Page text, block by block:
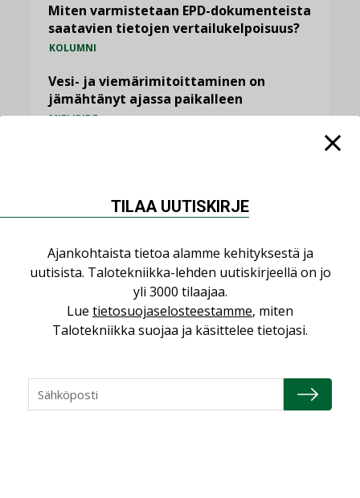
Miten varmistetaan EPD-dokumenteista
saatavien tietojen vertailukelpoisuus?
KOLUMNI
Vesi- ja viemärimitoittaminen on
jämähtänyt ajassa paikalleen
MIELIPIDE
NIMITYKSET
Consti
NIMITYKSET
TILAA UUTISKIRJE
Ajankohtaista tietoa alamme kehityksestä ja
uutisista. Talotekniikka-lehden uutiskirjeellä on jo
yli 3000 tilaajaa.
Lue tietosuojaselosteestamme, miten
Talotekniikka suojaa ja käsittelee tietojasi.